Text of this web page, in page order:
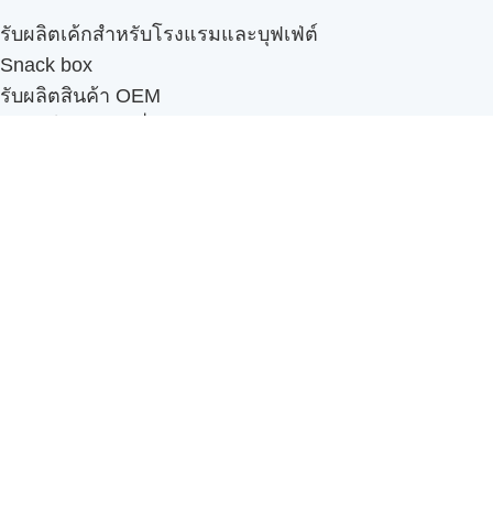
รับผลิตเค้กสำหรับโรงแรมและบุฟเฟ่ต์
Snack box
รับผลิตสินค้า OEM